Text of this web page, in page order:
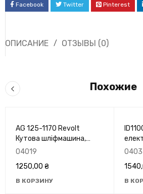
Facebook Twitter Pinterest
ОПИСАНИЕ ОТЗЫВЫ (0)
Похожие
AG 125-1170 Revolt
Кутова шліфмашина,
(коротка, makita line)
04019
1250,00 ₴
В КОРЗИНУ
ID1100
В